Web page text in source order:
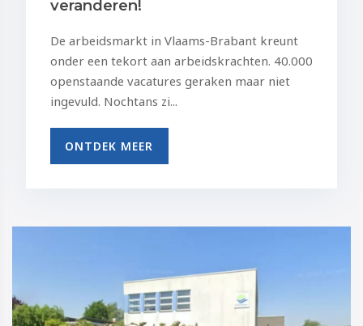
veranderen!
De arbeidsmarkt in Vlaams-Brabant kreunt
onder een tekort aan arbeidskrachten. 40.000
openstaande vacatures geraken maar niet
ingevuld. Nochtans zi...
ONTDEK MEER